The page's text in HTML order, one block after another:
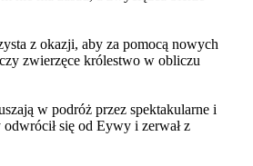
z okazji, aby za pomocą nowych
zwierzęce królestwo w obliczu
w podróż przez spektakularne i
się od Eywy i zerwał z